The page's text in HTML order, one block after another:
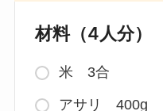
材料（4人分）
米 3合
アサリ 400g